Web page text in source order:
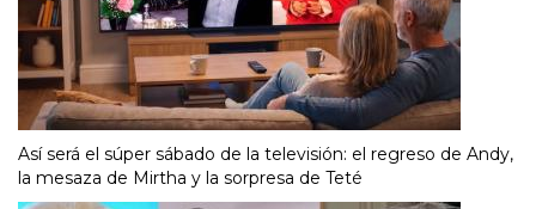
Así será el súper sábado de la televisión: el regreso de Andy,
la mesaza de Mirtha y la sorpresa de Teté